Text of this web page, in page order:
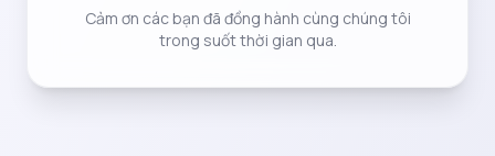
Cảm ơn các bạn đã đồng hành cùng chúng tôi
trong suốt thời gian qua.